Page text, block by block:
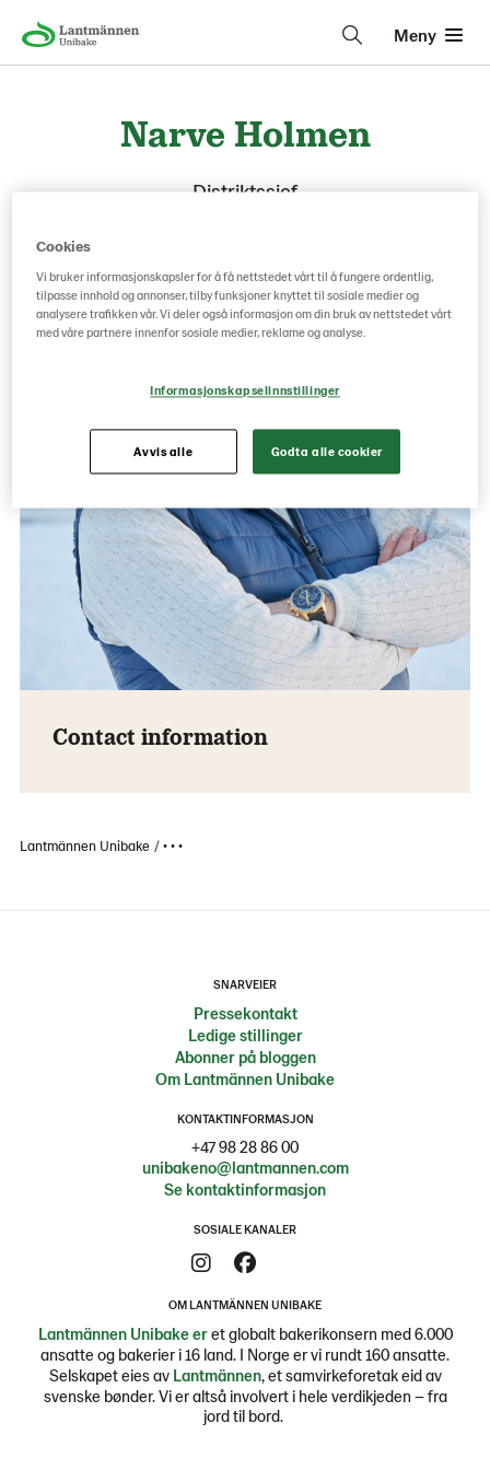
Meny
Narve Holmen
Distriktssjef
Contact information
Lantmännen Unibake • • •
SNARVEIER
Pressekontakt
Ledige stillinger
Abonner på bloggen
Om Lantmännen Unibake
KONTAKTINFORMASJON
+47 98 28 86 00
unibakeno@lantmannen.com
Se kontaktinformasjon
SOSIALE KANALER
OM LANTMÄNNEN UNIBAKE
Lantmännen Unibake eret globalt bakerikonsern med 6.000
ansatte og bakerier i 16 land. I Norge er vi rundt 160 ansatte.
Selskapet eies av Lantmännen, et samvirkeforetak eid av
svenske bønder. Vi er altså involvert i hele verdikjeden – fra
jord til bord.
Cookies
Vi bruker informasjonskapsler for å få nettstedet vårt til å fungere ordentlig,
tilpasse innhold og annonser, tilby funksjoner knyttet til sosiale medier og
analysere trafikken vår. Vi deler også informasjon om din bruk av nettstedet vårt
med våre partnere innenfor sosiale medier, reklame og analyse.
Informasjonskapselinnstillinger
Avvis alle Godta alle cookier